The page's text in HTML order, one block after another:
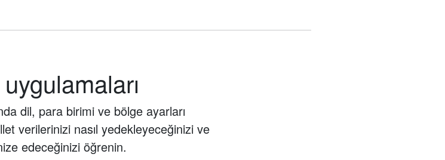
dil, para birimi ve bölge ayarları
verilerinizi nasıl yedekleyeceğinizi ve
edeceğinizi öğrenin.